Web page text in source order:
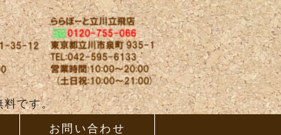
増改築なら
料です。
お問い合わせ